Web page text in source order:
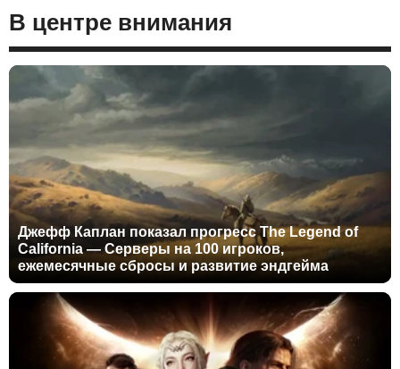
В центре внимания
Джефф Каплан показал прогресс The Legend of
California — Серверы на 100 игроков,
ежемесячные сбросы и развитие эндгейма